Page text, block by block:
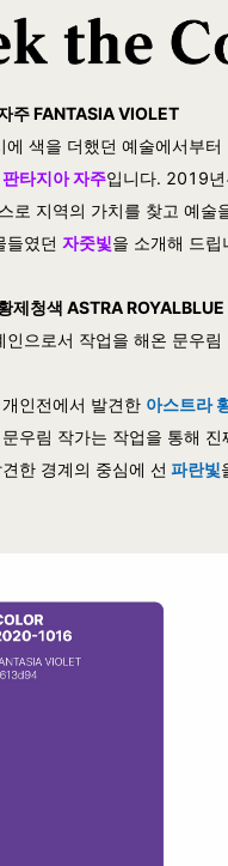
주 FANTASIA VIOLET
색을 더했던 예술에서부터
판타지아 자주입니다. 2019년
로 지역의 가치를 찾고 예술
들였던 자줏빛을 소개해 드립
제청색 ASTRA ROYALBLUE
으로서 작업을 해온 문우림
인전에서 발견한 아스트라
우림 작가는 작업을 통해
한 경계의 중심에 선 파란빛